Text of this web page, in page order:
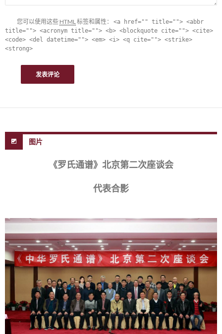
您可以使用这些 HTML标签和属性： <a href="" title=""> <abbr
title=""> <acronym title=""> <b> <blockquote cite=""> <cite>
<code> <del datetime=""> <em> <i> <q cite=""> <strike>
<strong>
图片
《罗氏通谱》北京第二次座谈会
代表合影